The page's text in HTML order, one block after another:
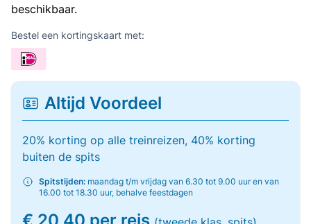
beschikbaar.
Bestel een kortingskaart met:
Altijd Voordeel
20% korting op alle treinreizen, 40% korting
buiten de spits
Spitstijden: maandag t/m vrijdag van 6.30 tot 9.00 uur en van
16.00 tot 18.30 uur, behalve feestdagen